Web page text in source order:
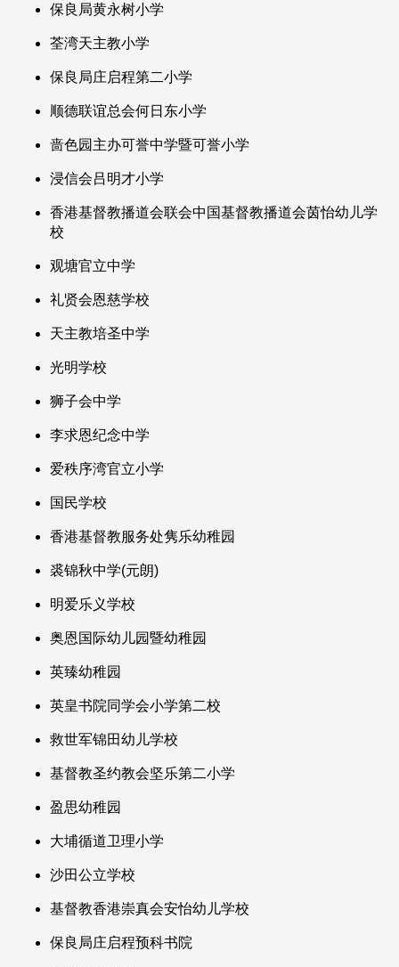
保良局黄永树小学
荃湾天主教小学
保良局庄启程第二小学
顺德联谊总会何日东小学
啬色园主办可誉中学暨可誉小学
浸信会吕明才小学
香港基督教播道会联会中国基督教播道会茵怡幼儿学
校
观塘官立中学
礼贤会恩慈学校
天主教培圣中学
光明学校
狮子会中学
李求恩纪念中学
爱秩序湾官立小学
国民学校
香港基督教服务处隽乐幼稚园
裘锦秋中学(元朗)
明爱乐义学校
奥恩国际幼儿园暨幼稚园
英臻幼稚园
英皇书院同学会小学第二校
救世军锦田幼儿学校
基督教圣约教会坚乐第二小学
盈思幼稚园
大埔循道卫理小学
沙田公立学校
基督教香港崇真会安怡幼儿学校
保良局庄启程预科书院